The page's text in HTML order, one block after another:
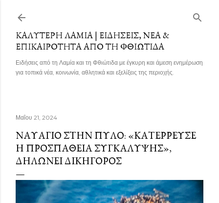
ΚΑΛΎΤΕΡΗ ΛΑΜΊΑ | ΕΙΔΉΣΕΙΣ, ΝΈΑ &
ΕΠΙΚΑΙΡΌΤΗΤΑ ΑΠΌ ΤΗ ΦΘΙΏΤΙΔΑ
Ειδήσεις από τη Λαμία και τη Φθιώτιδα με έγκυρη και άμεση ενημέρωση
για τοπικά νέα, κοινωνία, αθλητικά και εξελίξεις της περιοχής.
Μαΐου 21, 2024
ΝΑΥΆΓΙΟ ΣΤΗΝ ΠΎΛΟ: «ΚΑΤΈΡΡΕΥΣΕ
Η ΠΡΟΣΠΆΘΕΙΑ ΣΥΓΚΆΛΥΨΗΣ»,
ΔΗΛΏΝΕΙ ΔΙΚΗΓΌΡΟΣ